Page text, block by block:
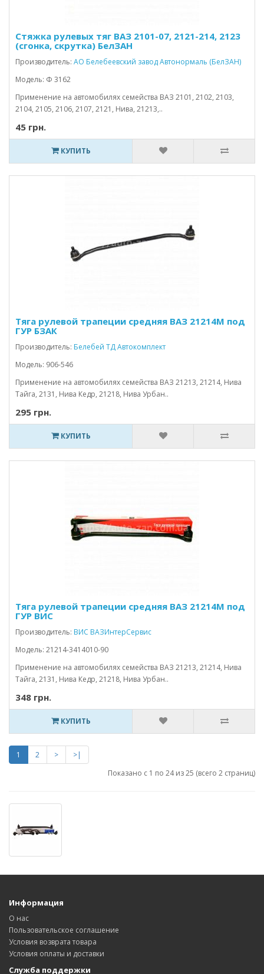
Стяжка рулевых тяг ВАЗ 2101-07, 2121-214, 2123
(сгонка, скрутка) БелЗАН
Производитель: АО Белебеевский завод Автонормаль (БелЗАН)
Модель: Ф 3162
Применение на автомобилях семейства ВАЗ 2101, 2102, 2103,
2104, 2105, 2106, 2107, 2121, Нива, 21213,..
45 грн.
КУПИТЬ
Тяга рулевой трапеции средняя ВАЗ 21214М под
ГУР БЗАК
Производитель: Белебей ТД Автокомплект
Модель: 906-546
Применение на автомобилях семейства ВАЗ 21213, 21214, Нива
Тайга, 2131, Нива Кедр, 21218, Нива Урбан..
295 грн.
КУПИТЬ
Тяга рулевой трапеции средняя ВАЗ 21214М под
ГУР ВИС
Производитель: ВИС ВАЗИнтерСервис
Модель: 21214-3414010-90
Применение на автомобилях семейства ВАЗ 21213, 21214, Нива
Тайга, 2131, Нива Кедр, 21218, Нива Урбан..
348 грн.
КУПИТЬ
1 2 >
>|
Показано с 1 по 24 из 25 (всего 2 страниц)
Информация
О нас
Пользовательское соглашение
Условия возврата товара
Условия оплаты и доставки
Служба поддержки